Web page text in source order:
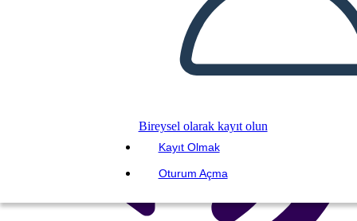
Bireysel olarak kayıt olun
Kayıt Olmak
Oturum Açma